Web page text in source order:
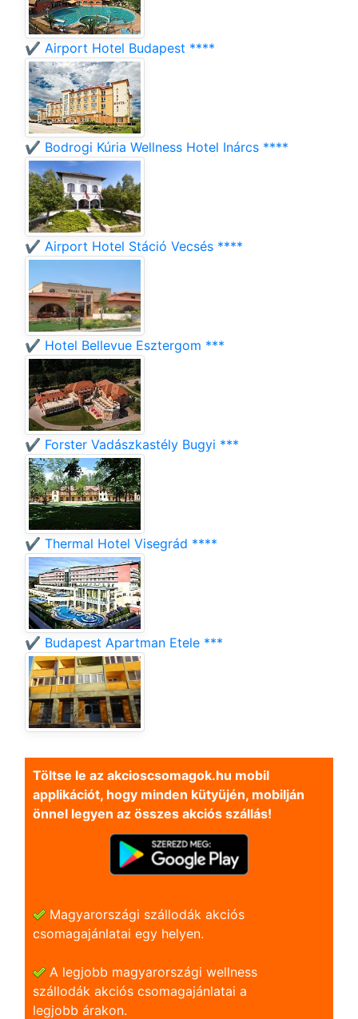
✔️ Airport Hotel Budapest ****
✔️ Bodrogi Kúria Wellness Hotel Inárcs ****
✔️ Airport Hotel Stáció Vecsés ****
✔️ Hotel Bellevue Esztergom ***
✔️ Forster Vadászkastély Bugyi ***
✔️ Thermal Hotel Visegrád ****
✔️ Budapest Apartman Etele ***
Töltse le az akcioscsomagok.hu mobil
applikációt, hogy minden kütyüjén, mobilján
önnel legyen az összes akciós szállás!
Magyarországi szállodák akciós
csomagajánlatai egy helyen.
A legjobb magyarországi wellness
szállodák akciós csomagajánlatai a
legjobb árakon.